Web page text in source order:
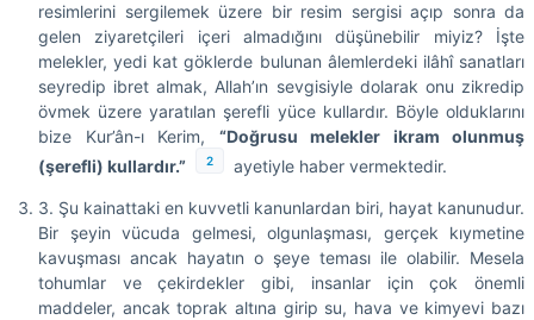
resimlerini sergilemek üzere bir resim sergisi açıp sonra da
gelen ziyaretçileri içeri almadığını düşünebilir miyiz? İşte
melekler, yedi kat göklerde bulunan âlemlerdeki ilâhî sanatları
seyredip ibret almak, Allah’ın sevgisiyle dolarak onu zikredip
övmek üzere yaratılan şerefli yüce kullardır. Böyle olduklarını
bize Kur’ân-ı Kerim, “Doğrusu melekler ikram olunmuş
(şerefli) kullardır.”
2 ayetiyle haber vermektedir.
3. Şu kainattaki en kuvvetli kanunlardan biri, hayat kanunudur.
Bir şeyin vücuda gelmesi, olgunlaşması, gerçek kıymetine
kavuşması ancak hayatın o şeye teması ile olabilir. Mesela
tohumlar ve çekirdekler gibi, insanlar için çok önemli
maddeler, ancak toprak altına girip su, hava ve kimyevi bazı